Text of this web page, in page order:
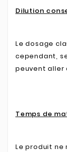
Dilution
Le dosage
cependant,
peuvent aller
Temps de
Le produit ne